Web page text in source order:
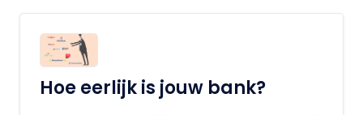
Hoe eerlijk is jouw bank?